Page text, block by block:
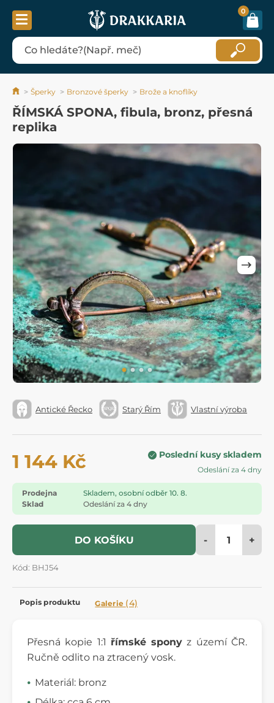
0
Šperky Bronzové šperky Brože a knoflíky
ŘÍMSKÁ SPONA, fibula, bronz, přesná
replika
Antické Řecko Starý Řím Vlastní výroba
1 144 Kč Poslední kusy skladem
Odeslání za 4 dny
Prodejna
Skladem, osobní odběr 10. 8.
Sklad
Odeslání za 4 dny
DO KOŠÍKU - +
Kód: BHJ54
Popis produktu Galerie (4)
Přesná kopie 1:1 římské spony z území ČR.
Ručně odlito na ztracený vosk.
Materiál: bronz